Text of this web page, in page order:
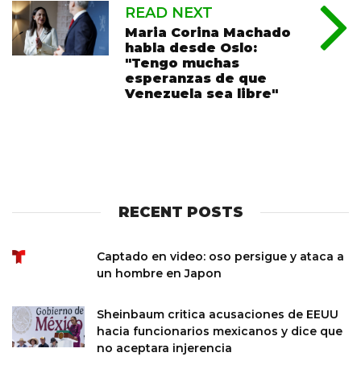
READ NEXT
Maria Corina Machado
habla desde Oslo:
"Tengo muchas
esperanzas de que
Venezuela sea libre"
RECENT POSTS
Captado en video: oso persigue y ataca a
un hombre en Japon
Sheinbaum critica acusaciones de EEUU
hacia funcionarios mexicanos y dice que
no aceptara injerencia